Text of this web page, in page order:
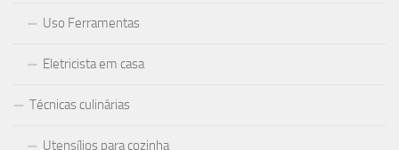
Uso Ferramentas
Eletricista em casa
Técnicas culinárias
Utensílios para cozinha